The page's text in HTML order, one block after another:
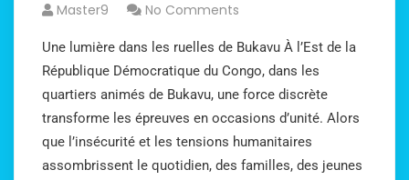
Master9 No Comments
Une lumière dans les ruelles de Bukavu À l’Est de la
République Démocratique du Congo, dans les
quartiers animés de Bukavu, une force discrète
transforme les épreuves en occasions d’unité. Alors
que l’insécurité et les tensions humanitaires
assombrissent le quotidien, des familles, des jeunes